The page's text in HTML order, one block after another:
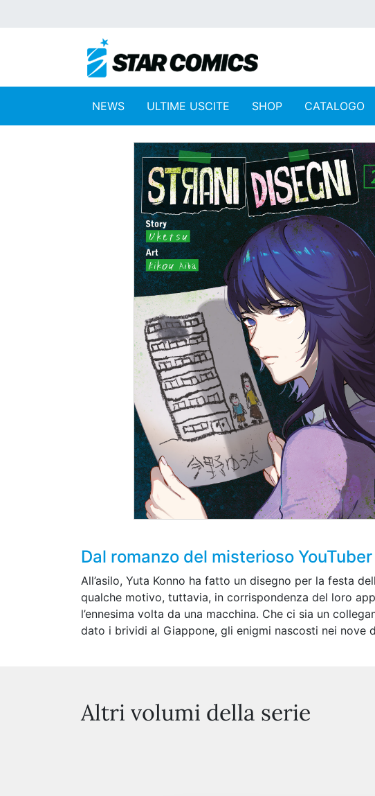
NEWS ULTIME USCITE SHOP CATALOGO
Dal romanzo del misterioso
All’asilo, Yuta Konno ha fatto un disegno per la festa
qualche motivo, tuttavia, in corrispondenza del loro
l’ennesima volta da una macchina. Che ci sia un
dato i brividi al Giappone, gli enigmi nascosti nei nove
Altri volumi della serie